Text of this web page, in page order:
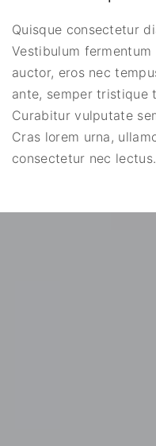
Quisque consectetur
Vestibulum
auctor, eros nec
ante, semper tristique
Curabitur vulputate
Cras lorem urna,
consectetur nec lectus.